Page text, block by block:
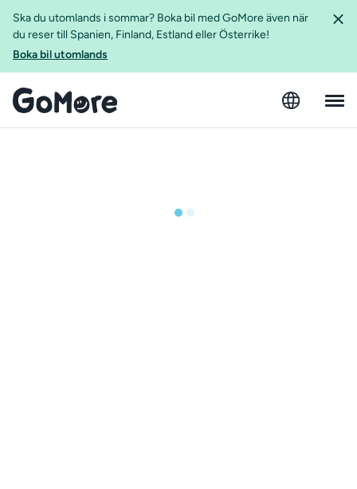
Ska du utomlands i sommar? Boka bil med GoMore även när
du reser till Spanien, Finland, Estland eller Österrike!
Boka bil utomlands